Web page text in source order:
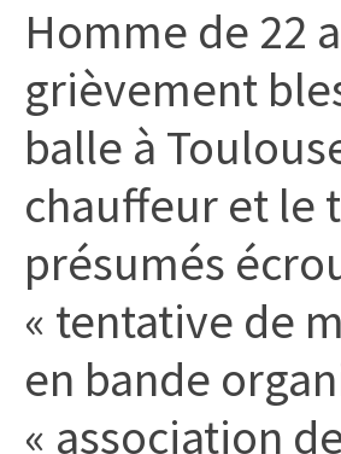
météo,
faits
divers
initiatives
Homme de 22
grièvement
balle à
chauffeur et le
présumés
« tentative de
en bande
« association